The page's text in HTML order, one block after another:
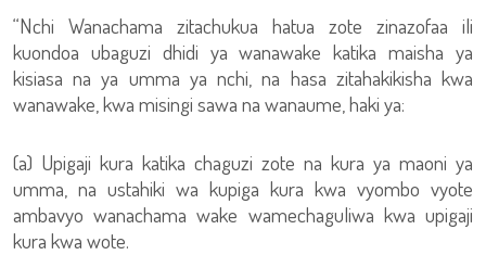
“Nchi Wanachama zitachukua hatua zote zinazofaa ili
kuondoa ubaguzi dhidi ya wanawake katika maisha ya
kisiasa na ya umma ya nchi, na hasa zitahakikisha kwa
wanawake, kwa misingi sawa na wanaume, haki ya:
(a) Upigaji kura katika chaguzi zote na kura ya maoni ya
umma, na ustahiki wa kupiga kura kwa vyombo vyote
ambavyo wanachama wake wamechaguliwa kwa upigaji
kura kwa wote.